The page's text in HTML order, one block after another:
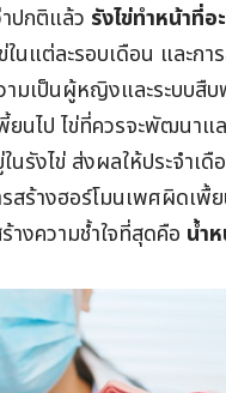
ปกติแล้ว รังไข่ทําหน้าที่อ
นแต่ละรอบเดือน และก
วามเป็นผู้หญิงและระบบสื
ยนไป ไข่ที่ควรจะพัฒนาแ
รังไข่ ส่งผลให้ประจำเ
สร้างฮอร์โมนเพศผิดเ
งความช้ำใจที่สุดคือ น้ำ